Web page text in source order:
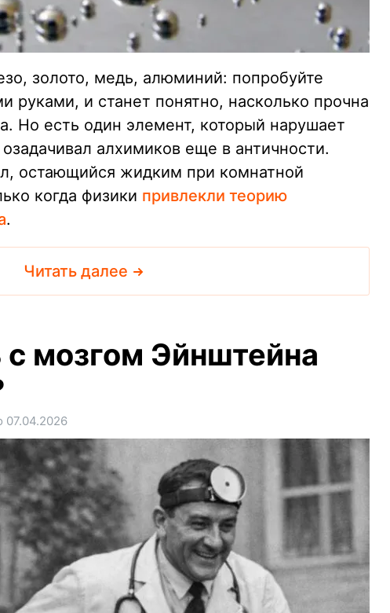
золото, медь, алюминий: попробуйте
руками, и станет понятно, насколько прочна
Но есть один элемент, который нарушает
алхимиков еще в античности.
остающийся жидким при комнатной
когда физики привлекли теорию
.
Читать далее
с мозгом Эйнштейна
07.04.2026